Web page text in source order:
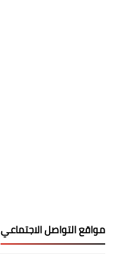
مواقع التواصل الاجتماعي